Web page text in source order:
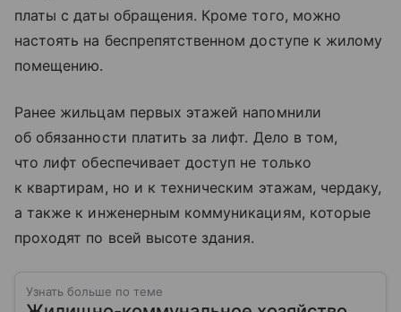
платы с даты обращения. Кроме того, можно
настоять на беспрепятственном доступе к жилому
помещению.
Ранее жильцам первых этажей напомнили
об обязанности платить за лифт. Дело в том,
что лифт обеспечивает доступ не только
к квартирам, но и к техническим этажам, чердаку,
а также к инженерным коммуникациям, которые
проходят по всей высоте здания.
Узнать больше по теме